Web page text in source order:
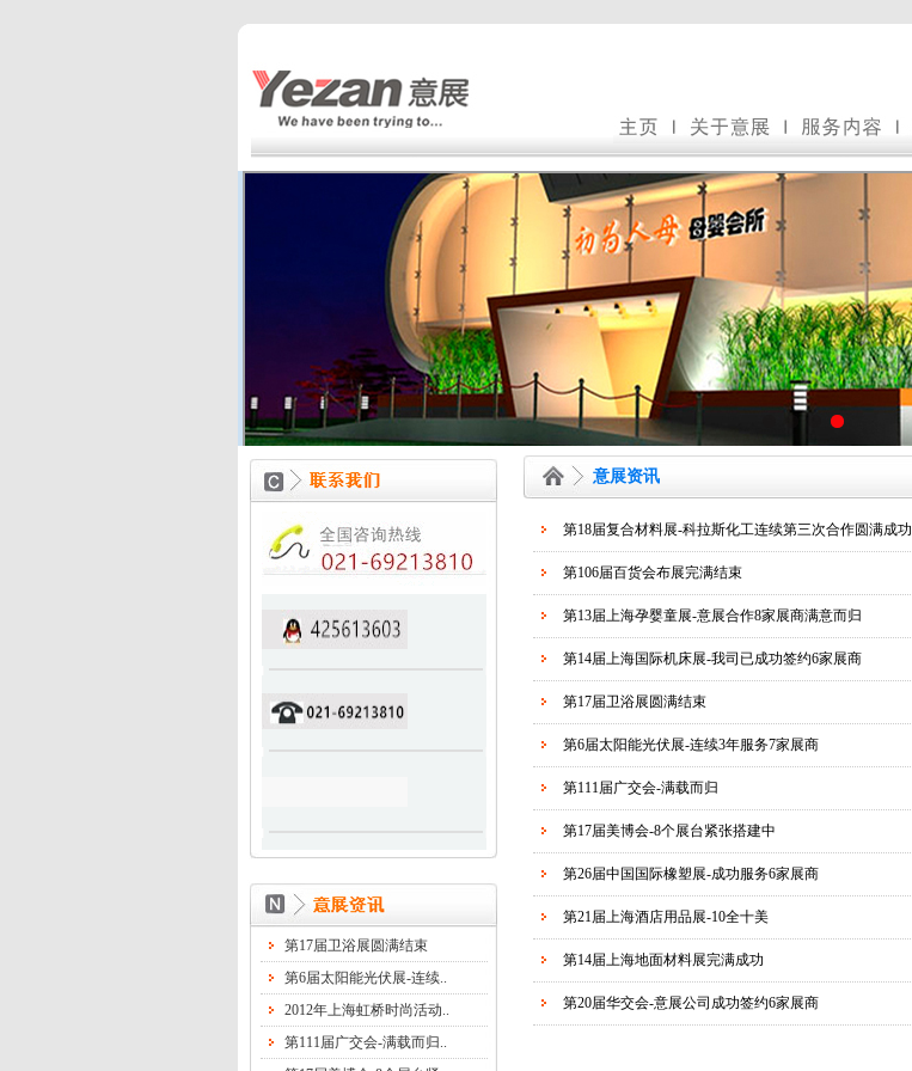
第14届上海国际机床展-我..
第17届卫浴展圆满结束
第6届太阳能光伏展-连续..
2012年上海虹桥时尚活动..
第111届广交会-满载而归..
意展资讯
第18届复合材料展-科拉斯化工连续第三次合作圆满成功
第106届百货会布展完满结束
第13届上海孕婴童展-意展合作8家展商满意而归
第14届上海国际机床展-我司已成功签约6家展商
第17届卫浴展圆满结束
第6届太阳能光伏展-连续3年服务7家展商
第111届广交会-满载而归
第17届美博会-8个展台紧张搭建中
第26届中国国际橡塑展-成功服务6家展商
第21届上海酒店用品展-10全十美
第14届上海地面材料展完满成功
第20届华交会-意展公司成功签约6家展商